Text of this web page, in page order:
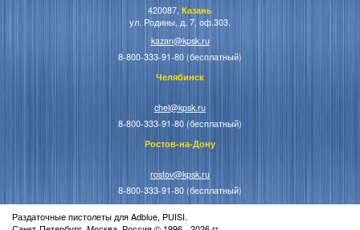
420087, Казань
ул. Родины, д. 7, оф.303.
kazan@kpsk.ru
8-800-333-91-80 (бесплатный)
Челябинск
chel@kpsk.ru
8-800-333-91-80 (бесплатный)
Ростов-на-Дону
rostov@kpsk.ru
8-800-333-91-80 (бесплатный)
Раздаточные пистолеты для Adblue, PUISI.